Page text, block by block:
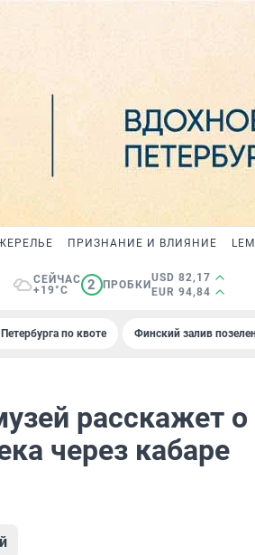
ПРИЗНАНИЕ И ВЛИЯНИЕ
СЕЙЧАС
+19°C
2 ПРОБКИ
USD 82,17
EUR 94,84
по квоте Финский залив
расскажет о
через кабаре